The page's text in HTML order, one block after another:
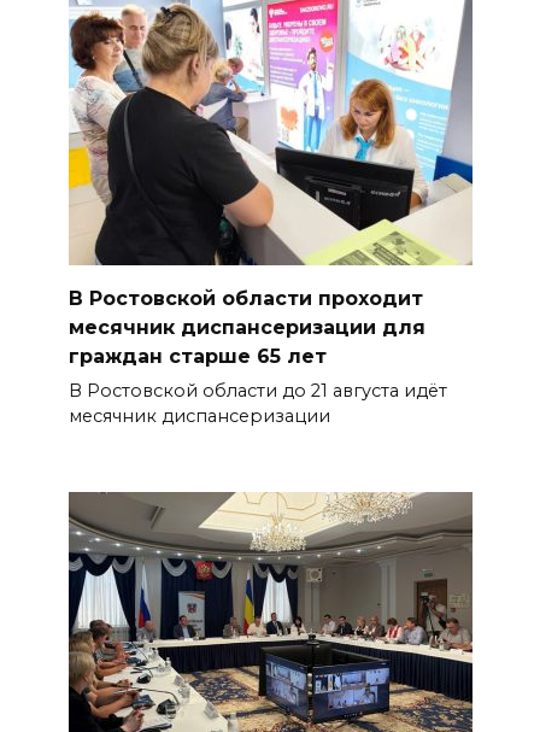
В Ростовской области проходит
месячник диспансеризации для
граждан старше 65 лет
В Ростовской области до 21 августа идёт
месячник диспансеризации